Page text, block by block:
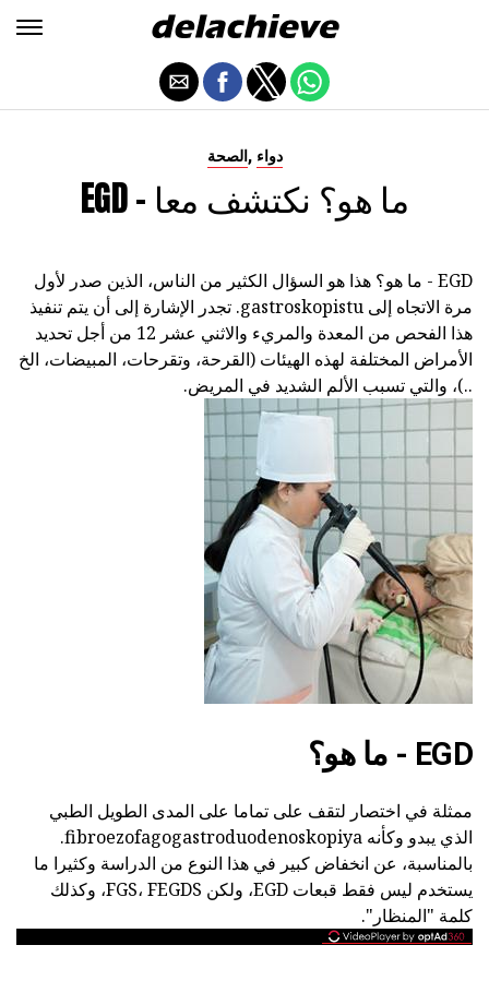
الصحة , دواء
EGD - ما هو؟ نكتشف معا
EGD - ما هو؟ هذا هو السؤال الكثير من الناس، الذين صدر لأول
مرة الاتجاه إلى gastroskopistu. تجدر الإشارة إلى أن يتم تنفيذ
هذا الفحص من المعدة والمريء والاثني عشر 12 من أجل تحديد
الأمراض المختلفة لهذه الهيئات (القرحة، وتقرحات، المبيضات، الخ
..)، والتي تسبب الألم الشديد في المريض.
EGD - ما هو؟
ممثلة في اختصار لتقف على تماما على المدى الطويل الطبي
الذي يبدو وكأنه fibroezofagogastroduodenoskopiya.
بالمناسبة، عن انخفاض كبير في هذا النوع من الدراسة وكثيرا ما
يستخدم ليس فقط قبعات EGD، ولكن FGS، FEGDS، وكذلك
كلمة "المنظار".